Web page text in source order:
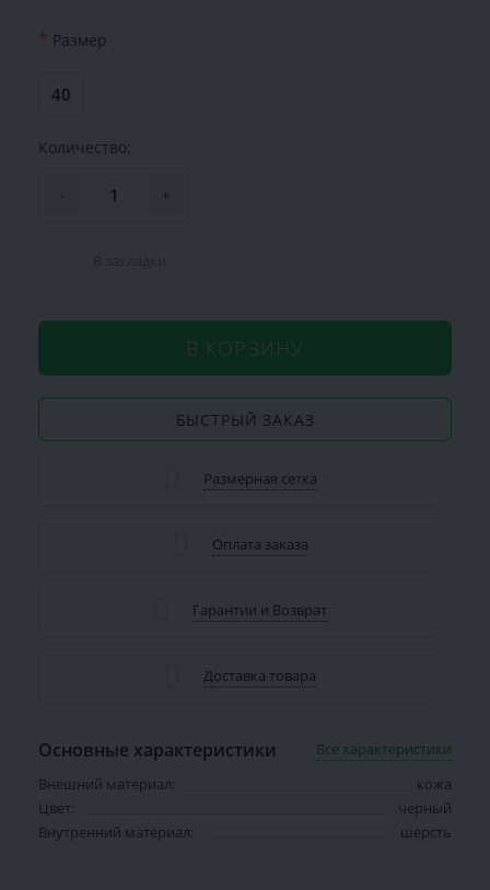
* Размер
40
Количество:
- +
В КОРЗИНУ
БЫСТРЫЙ ЗАКАЗ
Размерная сетка
Оплата заказа
Гарантии и Возврат
Доставка товара
Основные характеристики
Все характеристики
Внешний материал:
кожа
Цвет:
черный
Внутренний материал:
шерсть